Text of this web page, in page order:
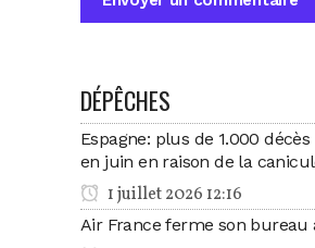
DÉPÊCHES
Espagne: plus de 1.000
en juin en raison de la
1 juillet 2026 12:16
Air France ferme son bureau